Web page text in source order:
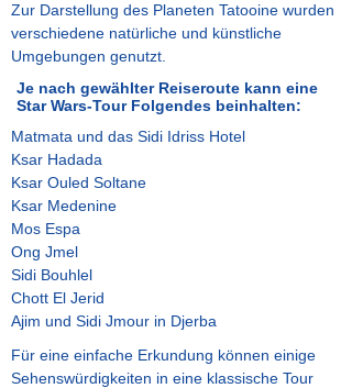
Zur Darstellung des Planeten Tatooine wurden
verschiedene natürliche und künstliche
Umgebungen genutzt.
Je nach gewählter Reiseroute kann eine
Star Wars-Tour Folgendes beinhalten:
Matmata und das Sidi Idriss Hotel
Ksar Hadada
Ksar Ouled Soltane
Ksar Medenine
Mos Espa
Ong Jmel
Sidi Bouhlel
Chott El Jerid
Ajim und Sidi Jmour in Djerba
Für eine einfache Erkundung können einige
Sehenswürdigkeiten in eine klassische Tour